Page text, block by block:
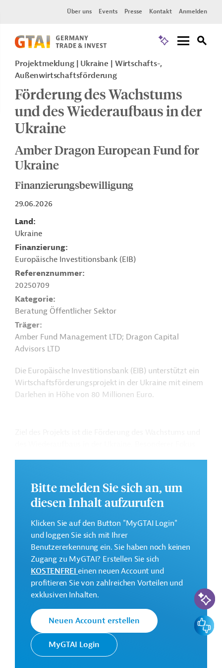
Über uns Events Presse Kontakt Anmelden
Projektmeldung Ukraine
Wirtschafts-,
Außenwirtschaftsförderung
Förderung des Wachstums
und des Wiederaufbaus in der
Ukraine
Amber Dragon European Fund for
Ukraine
Finanzierungsbewilligung
29.06.2026
Land
Ukraine
Finanzierung
Europäische Investitionsbank (EIB)
Referenznummer
20250709
Kategorie
Beratung Öffentlicher Sektor
Träger
Amber Fund Management LTD; Dragon Capital
Advisors LTD
Die Europäische Investitionsbank (EIB) unterstützt ein
Wirtschaftsförderungsprojekt in der Ukraine mit einem
Darlehen in Höhe von 80 Millionen Euro.
Unterstützung des privaten Sektors, darunter kleine
und mittlere Unternehmen sowie größere Firmen
vorgesehen.
Weitere Informationen zu dem geplanten Projekt finden
Sie auf derWebseite der EIB
.
GTAI informiert über die EIB: Schwerpunkte, Regularien
und praktische Hinweise zur Geschäftsanbahnung.
Gesamtkosten:
500 Millionen Euro (voraussichtlich)
Geberbeitrag:
80 Millionen Euro (voraussichtlich; Darlehen)
Kontaktadressen
Bitte melden Sie sich an, um
diesen Inhalt aufzurufen
Klicken Sie auf den Button "MyGTAI Login"
und loggen Sie sich mit Ihrer
Benutzererkennung ein. Sie haben noch keinen
Zugang zu MyGTAI? Erstellen Sie sich
KOSTENFREIeinen neuen Account und
profitieren Sie von zahlreichen Vorteilen und
exklusiven Inhalten.
Neuen Account erstellen
MyGTAI Login
KI-